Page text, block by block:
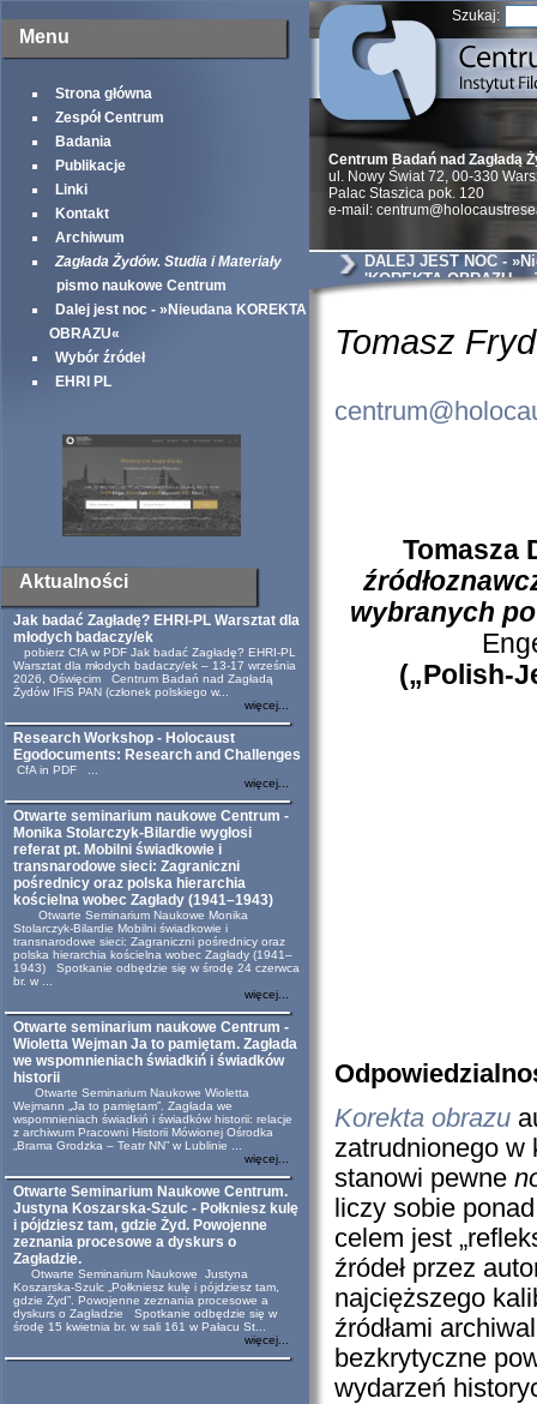
Menu
Strona główna
Zespół Centrum
Badania
Publikacje
Linki
Kontakt
Archiwum
Zagłada Żydów. Studia i Materiały
pismo naukowe Centrum
Dalej jest noc - »Nieudana KOREKTA
OBRAZU«
Wybór źródeł
EHRI PL
Aktualności
Jak badać Zagładę? EHRI-PL Warsztat dla
młodych badaczy/ek
pobierz CfA w PDF Jak badać Zagładę? EHRI-PL
Warsztat dla młodych badaczy/ek – 13-17 września
2026, Oświęcim Centrum Badań nad Zagładą
Żydów IFiS PAN (członek polskiego w...
więcej...
Research Workshop - Holocaust
Egodocuments: Research and Challenges
CfA in PDF ...
więcej...
Otwarte seminarium naukowe Centrum -
Monika Stolarczyk-Bilardie wygłosi
referat pt. Mobilni świadkowie i
transnarodowe sieci: Zagraniczni
pośrednicy oraz polska hierarchia
kościelna wobec Zagłady (1941–1943)
Otwarte Seminarium Naukowe Monika
Stolarczyk-Bilardie Mobilni świadkowie i
transnarodowe sieci: Zagraniczni pośrednicy oraz
polska hierarchia kościelna wobec Zagłady (1941–
1943) Spotkanie odbędzie się w środę 24 czerwca
br. w ...
więcej...
Otwarte seminarium naukowe Centrum -
Wioletta Wejman Ja to pamiętam. Zagłada
we wspomnieniach świadkiń i świadków
historii
Otwarte Seminarium Naukowe Wioletta
Wejmann „Ja to pamiętam”. Zagłada we
wspomnieniach świadkiń i świadków historii: relacje
z archiwum Pracowni Historii Mówionej Ośrodka
„Brama Grodzka – Teatr NN” w Lublinie ...
więcej...
Otwarte Seminarium Naukowe Centrum.
Justyna Koszarska-Szulc - Połkniesz kulę
i pójdziesz tam, gdzie Żyd. Powojenne
zeznania procesowe a dyskurs o
Zagładzie.
Otwarte Seminarium Naukowe Justyna
Koszarska-Szulc „Połkniesz kulę i pójdziesz tam,
gdzie Żyd”. Powojenne zeznania procesowe a
dyskurs o Zagładzie Spotkanie odbędzie się w
środę 15 kwietnia br. w sali 161 w Pałacu St...
więcej...
Szukaj:
Centrum Badań nad Zagładą
ul. Nowy Świat 72, 00-330
Palac Staszica pok. 120
e-mail:
DALEJ JEST NOC -
'KOREKTA OBRAZU«
Tomasza
wybranych
(„Polish-
Korekta obrazu
zatrudnionego w
stanowi pewne
liczy sobie
celem jest
źródeł przez
najcięższego
źródłami
bezkrytyczne
wydarzeń